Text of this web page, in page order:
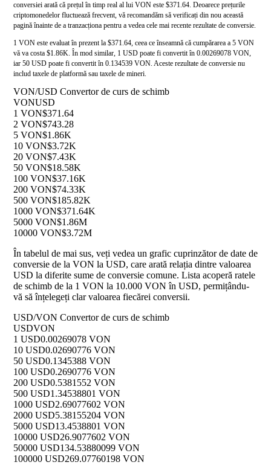
conversiei arată că prețul în timp real al lui VON este $371.64. Deoarece prețurile
criptomonedelor fluctuează frecvent, vă recomandăm să verificați din nou această
pagină înainte de a tranzacționa pentru a vedea cele mai recente rezultate de conversie.
1 VON este evaluat în prezent la $371.64, ceea ce înseamnă că cumpărarea a 5 VON
vă va costa $1.86K. În mod similar, 1 USD poate fi convertit în 0.00269078 VON,
iar 50 USD poate fi convertit în 0.134539 VON. Aceste rezultate de conversie nu
includ taxele de platformă sau taxele de mineri.
VON/USD Convertor de curs de schimb
VONUSD
1 VON$371.64
2 VON$743.28
5 VON$1.86K
10 VON$3.72K
20 VON$7.43K
50 VON$18.58K
100 VON$37.16K
200 VON$74.33K
500 VON$185.82K
1000 VON$371.64K
5000 VON$1.86M
10000 VON$3.72M
În tabelul de mai sus, veți vedea un grafic cuprinzător de date de
conversie de la VON la USD, care arată relația dintre valoarea
USD la diferite sume de conversie comune. Lista acoperă ratele
de schimb de la 1 VON la 10.000 VON în USD, permițându-
vă să înțelegeți clar valoarea fiecărei conversii.
USD/VON Convertor de curs de schimb
USDVON
1 USD0.00269078 VON
10 USD0.02690776 VON
50 USD0.1345388 VON
100 USD0.2690776 VON
200 USD0.5381552 VON
500 USD1.34538801 VON
1000 USD2.69077602 VON
2000 USD5.38155204 VON
5000 USD13.4538801 VON
10000 USD26.9077602 VON
50000 USD134.53880099 VON
100000 USD269.07760198 VON